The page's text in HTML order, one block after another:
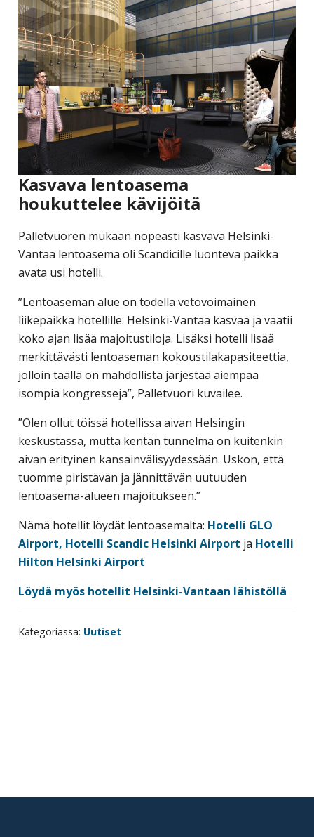
Kasvava lentoasema
houkuttelee kävijöitä
Palletvuoren mukaan nopeasti kasvava Helsinki-
Vantaa lentoasema oli Scandicille luonteva paikka
avata usi hotelli.
”Lentoaseman alue on todella vetovoimainen
liikepaikka hotellille: Helsinki-Vantaa kasvaa ja vaatii
koko ajan lisää majoitustiloja. Lisäksi hotelli lisää
merkittävästi lentoaseman kokoustilakapasiteettia,
jolloin täällä on mahdollista järjestää aiempaa
isompia kongresseja”, Palletvuori kuvailee.
”Olen ollut töissä hotellissa aivan Helsingin
keskustassa, mutta kentän tunnelma on kuitenkin
aivan erityinen kansainvälisyydessään. Uskon, että
tuomme piristävän ja jännittävän uutuuden
lentoasema-alueen majoitukseen.”
Nämä hotellit löydät lentoasemalta: Hotelli GLO
Airport, Hotelli Scandic Helsinki Airport ja Hotelli
Hilton Helsinki Airport
Löydä myös hotellit Helsinki-Vantaan lähistöllä
Kategoriassa: Uutiset